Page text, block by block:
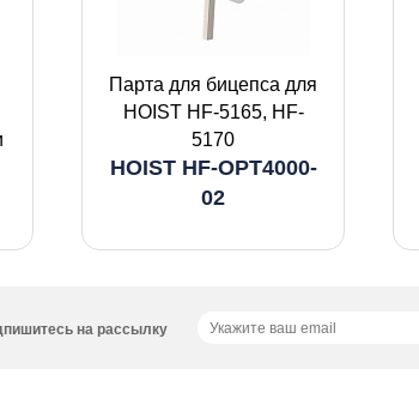
Парта для бицепса для
HOIST HF-5165, HF-
5170
HOIST HF-OPT4000-
02
на рассылку